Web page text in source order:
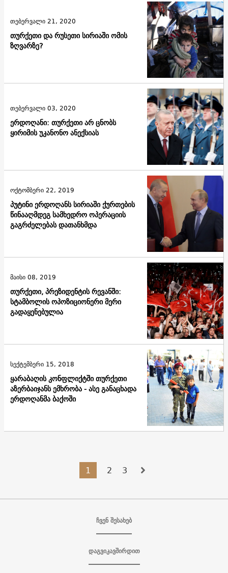
თურქეთი და რუსეთი სირიაში ომის
ზღვარზე?
თებერვალი 21, 2020
ერდოღანი: თურქეთი არ ცნობს
ყირიმის უკანონო ანექსიას
თებერვალი 03, 2020
პუტინი ერდოღანს სირიაში ქურთების
წინააღმდეგ სამხედრო ოპერაციის
გაგრძელებას დათანხმდა
ოქტომბერი 22, 2019
თურქეთი, პრეზიდენტის რევანში:
სტამბოლის ოპოზიციონერი მერი
გადაყენებულია
მაისი 08, 2019
ყარაბაღის კონფლიქტში თურქეთი
აზერბაიჯანს ემხრობა - ასე განაცხადა
ერდოღანმა ბაქოში
სექტემბერი 15, 2018
1 2 3
ჩვენ შესახებ
დაგვიკავშირდით